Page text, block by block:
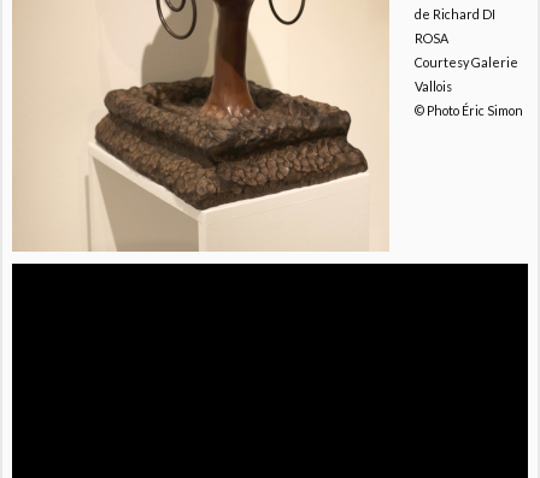
de Richard DI
ROSA
Courtesy Galerie
Vallois
© Photo Éric Simon